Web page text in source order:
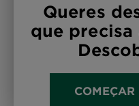
Queres
que precisa